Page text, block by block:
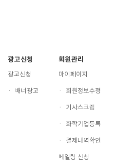
광고신청
광고신청
·
배너광고
회원관리
마이페이지
·
회원정보수정
·
기사스크랩
·
화학기업등록
·
결제내역확인
메일링 신청